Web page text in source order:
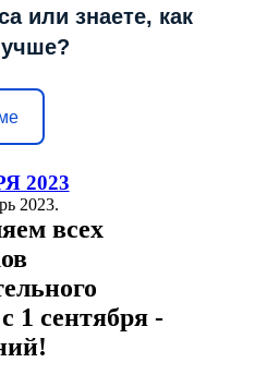
или знаете, как
2023
2023.
всех
1 сентября -